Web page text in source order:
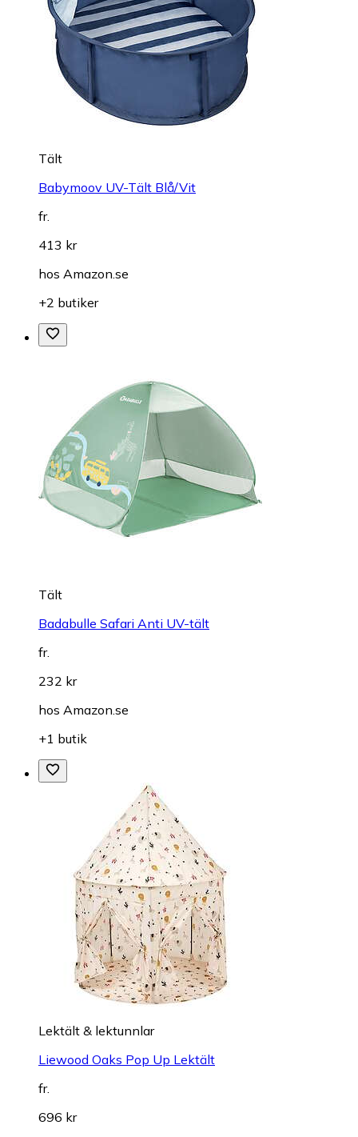
Tält
Babymoov UV-Tält Blå/Vit
fr.
413 kr
hos Amazon.se
+2 butiker
Tält
Badabulle Safari Anti UV-tält
fr.
232 kr
hos Amazon.se
+1 butik
Lektält & lektunnlar
Liewood Oaks Pop Up Lektält
fr.
696 kr